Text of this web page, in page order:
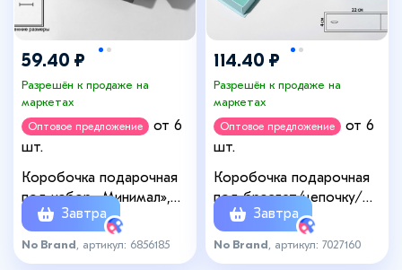
59.40 ₽
Разрешён к продаже на
маркетах
Оптовое предложение
от 6
шт.
Коробочка подарочная
под набор «Минимал»,
7×9 см, цвет чёрный
Завтра
No Brand , артикул: 6856185
114.40 ₽
Разрешён к продаже на
маркетах
Оптовое предложение
от 6
шт.
Коробочка подарочная
под браслет/цепочку/
часы «Тиффани», 22,5×5
(размер полезной части
22×4,5см), цвет голубой
Завтра
No Brand , артикул: 7027160